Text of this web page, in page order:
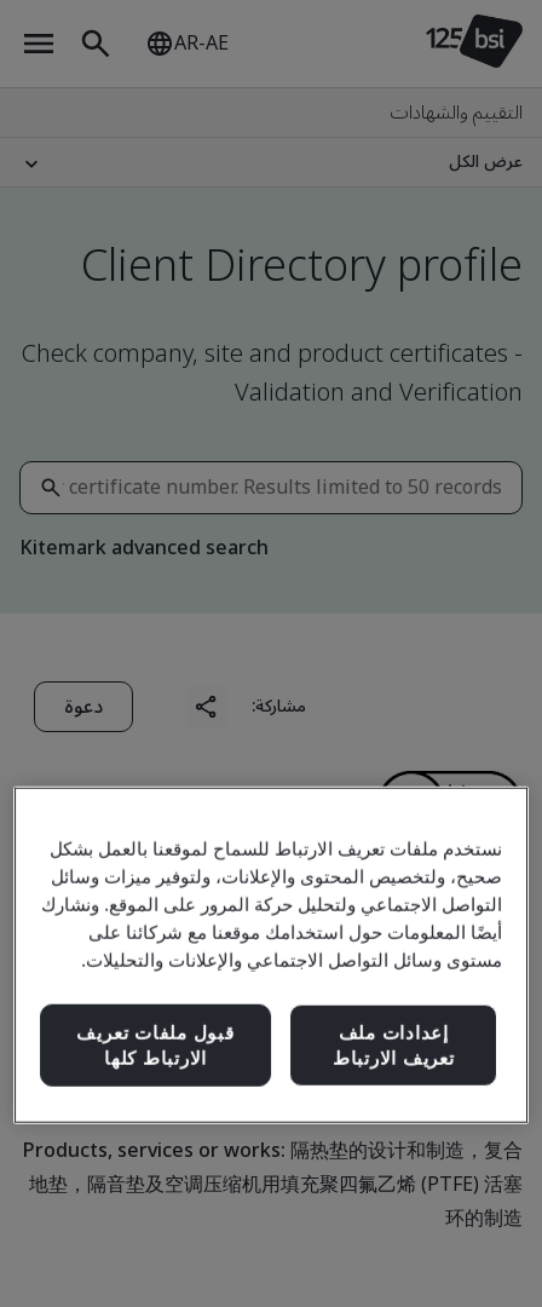
AR-AE
التقييم والشهادات
عرض الكل
Client Directory profile
Check company, site and product certificates -
Validation and Verification
Kitemark advanced search
مشاركة: دعوة
Beijing Zhongyong Auto
Parts Co., Ltd.
Business scope:隔热垫的设计和制造，复合地垫，隔音垫
及空调压缩机用填充聚四氟乙烯 (PTFE) 活塞环的制造
Products, services or works:隔热垫的设计和制造，复合
地垫，隔音垫及空调压缩机用填充聚四氟乙烯 (PTFE) 活塞
环的制造
نستخدم ملفات تعريف الارتباط للسماح لموقعنا بالعمل بشكل
صحيح، ولتخصيص المحتوى والإعلانات، ولتوفير ميزات وسائل
التواصل الاجتماعي ولتحليل حركة المرور على الموقع. ونشارك
أيضًا المعلومات حول استخدامك موقعنا مع شركائنا على
مستوى وسائل التواصل الاجتماعي والإعلانات والتحليلات.
إعدادات ملف
تعريف الارتباط
قبول ملفات تعريف
الارتباط كلها